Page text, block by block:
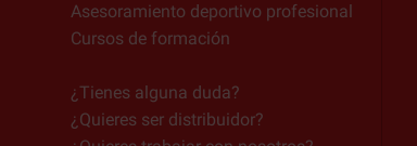
Asesoramiento deportivo profesional
Cursos de formación
¿Tienes alguna duda?
¿Quieres ser distribuidor?